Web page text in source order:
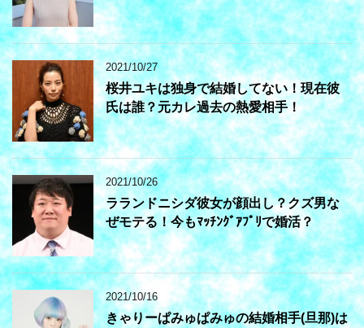
2021/10/27
桜井ユキは独身で結婚してない！現在彼
氏は誰？元カレ過去の熱愛相手！
2021/10/26
ラランドニシダ彼女が顔出し？クズ男な
ぜモテる！今もﾏｯﾁﾝｸﾞｱﾌﾟﾘで婚活？
2021/10/16
きゃりーぱみゅぱみゅの結婚相手(旦那)は